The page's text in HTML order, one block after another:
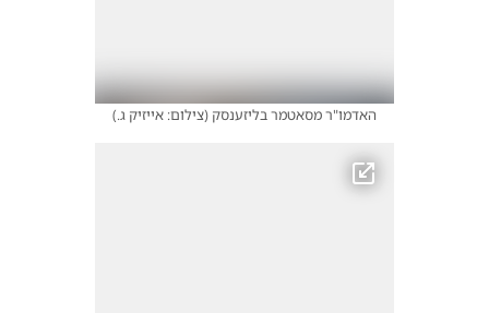
האדמו"ר מסאטמר בליזענסק (צילום: אייזיק ג.)